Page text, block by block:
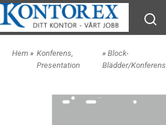
Hem » Konferens,
Presentation
»Block-
Blädder/Konferens